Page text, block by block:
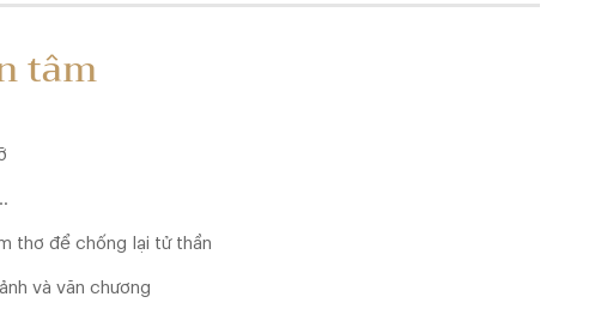
tâm
thơ để chống lại tử thần
và văn chương